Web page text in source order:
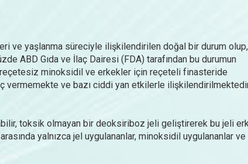
ve yaşlanma süreciyle ilişkilendirilen doğal bir durum olup,
ABD Gıda ve İlaç Dairesi (FDA) tarafından bu durumun
minoksidil ve erkekler için reçeteli finasteride
vermemekte ve bazı ciddi yan etkilerle
toksik olmayan bir deoksiriboz jeli geliştirerek bu jeli
yalnızca jel uygulananlar, minoksidil uygulananlar ve